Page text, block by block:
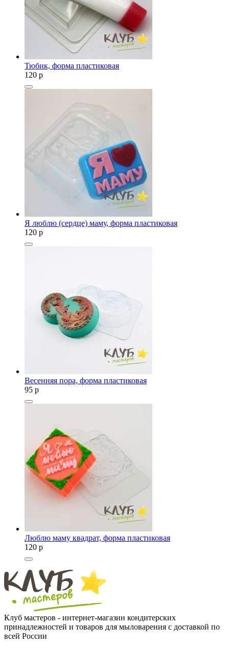
Тюбик, форма пластиковая
120 p
Я люблю (сердце) маму, форма пластиковая
120 p
Весенняя пора, форма пластиковая
95 p
Люблю маму квадрат, форма пластиковая
120 p
Клуб мастеров - интернет-магазин кондитерских
принадлежностей и товаров для мыловарения с доставкой по
всей России